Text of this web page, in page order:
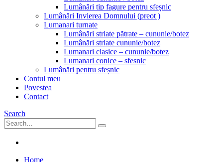
Lumânări tip fagure pentru sfeșnic
Lumânări Invierea Domnului (preot )
Lumanari turnate
Lumânări striate pătrate – cununie/botez
Lumânări striate cununie/botez
Lumanari clasice – cununie/botez
Lumanari conice – sfesnic
Lumânări pentru sfeșnic
Contul meu
Povestea
Contact
Search
Home